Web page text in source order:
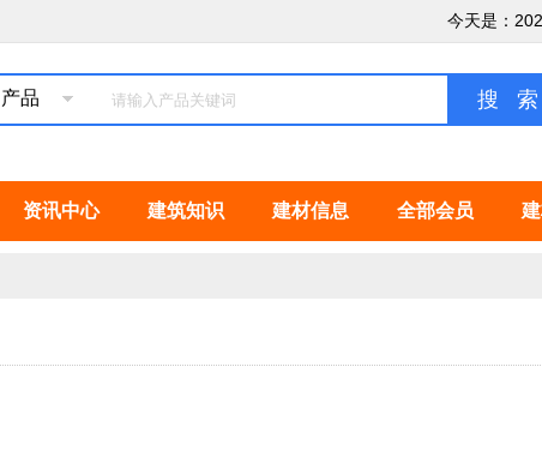
今天是：
产品
资讯中心 建筑知识 建材信息 全部会员